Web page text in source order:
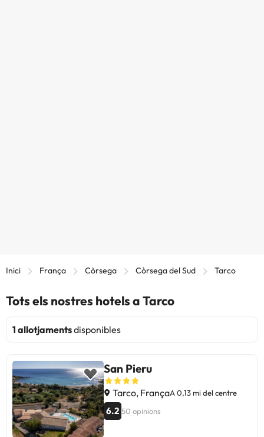
Inici França Còrsega Còrsega del Sud Tarco
Tots els nostres hotels a Tarco
1 allotjamentsdisponibles
San Pieru
Tarco, FrançaA 0,13 mi del centre
6.2 50 opinions